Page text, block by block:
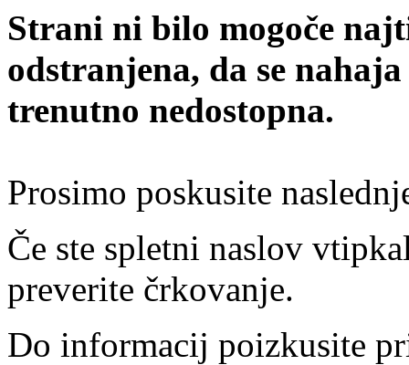
Strani ni bilo mogoče
odstranjena, da se
trenutno nedostopna.
Prosimo poskusite
Če ste spletni naslov
preverite črkovanje.
Do informacij poizkusite